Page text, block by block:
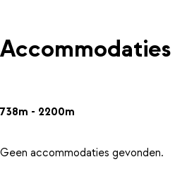
738m - 2200m
Geen accommodaties gevonden.